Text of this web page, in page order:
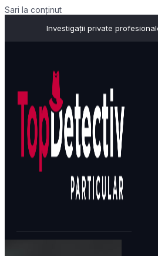
Sari la conținut
Investigații private